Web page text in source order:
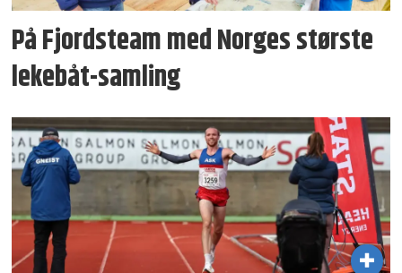
På Fjordsteam med Norges største
lekebåt-samling